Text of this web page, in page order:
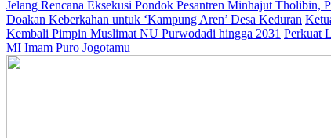
Jelang Rencana Eksekusi Pondok Pesantren Minhajut Tholibin,
Doakan Keberkahan untuk ‘Kampung Aren’ Desa Keduran
Kembali Pimpin Muslimat NU Purwodadi hingga 2031 Perkuat
MI Imam Puro Jogotamu